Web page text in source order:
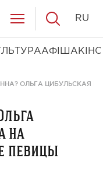
АФІША КІНО
RU
ОЛЬГА ЦИБУЛЬСКАЯ
на
певицы